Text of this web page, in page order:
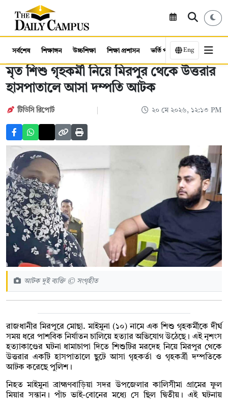
সর্বশেষ শিক্ষাঙ্গন উচ্চশিক্ষা শিক্ষা প্রশাসন ভর্তি পরীক্ষা কর্মসংস্থান
Eng
মৃত শিশু গৃহকর্মী নিয়ে মিরপুর থেকে উত্তরার
হাসপাতালে আসা দম্পতি আটক
টিডিসি রিপোর্ট ২০ মে ২০২৬, ১২:১৩ PM
আটক দুই ব্যক্তি © সংগৃহীত
রাজধানীর মিরপুরে মোছা. মাইমুনা (১০) নামে এক শিশু গৃহকর্মীকে দীর্ঘ
সময় ধরে পাশবিক নির্যাতন চালিয়ে হত্যার অভিযোগ উঠেছে। এই নৃশংস
হত্যাকাণ্ডের ঘটনা ধামাচাপা দিতে শিশুটির মরদেহ নিয়ে মিরপুর থেকে
উত্তরার একটি হাসপাতালে ছুটে আসা গৃহকর্তা ও গৃহকর্ত্রী দম্পতিকে
আটক করেছে পুলিশ।
নিহত মাইমুনা ব্রাহ্মণবাড়িয়া সদর উপজেলার কালিসীমা গ্রামের ফুল
মিয়ার সন্তান। পাঁচ ভাই-বোনের মধ্যে সে ছিল দ্বিতীয়। এই ঘটনায়